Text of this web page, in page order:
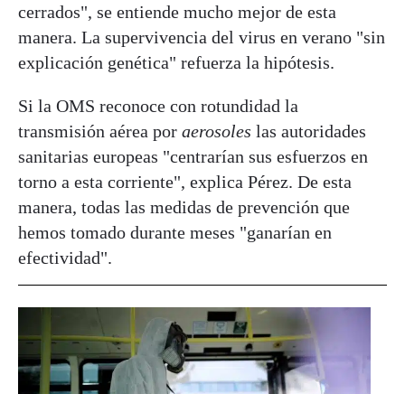
cerrados", se entiende mucho mejor de esta
manera. La supervivencia del virus en verano "sin
explicación genética" refuerza la hipótesis.
Si la OMS reconoce con rotundidad la
transmisión aérea por aerosoles las autoridades
sanitarias europeas "centrarían sus esfuerzos en
torno a esta corriente", explica Pérez. De esta
manera, todas las medidas de prevención que
hemos tomado durante meses "ganarían en
efectividad".